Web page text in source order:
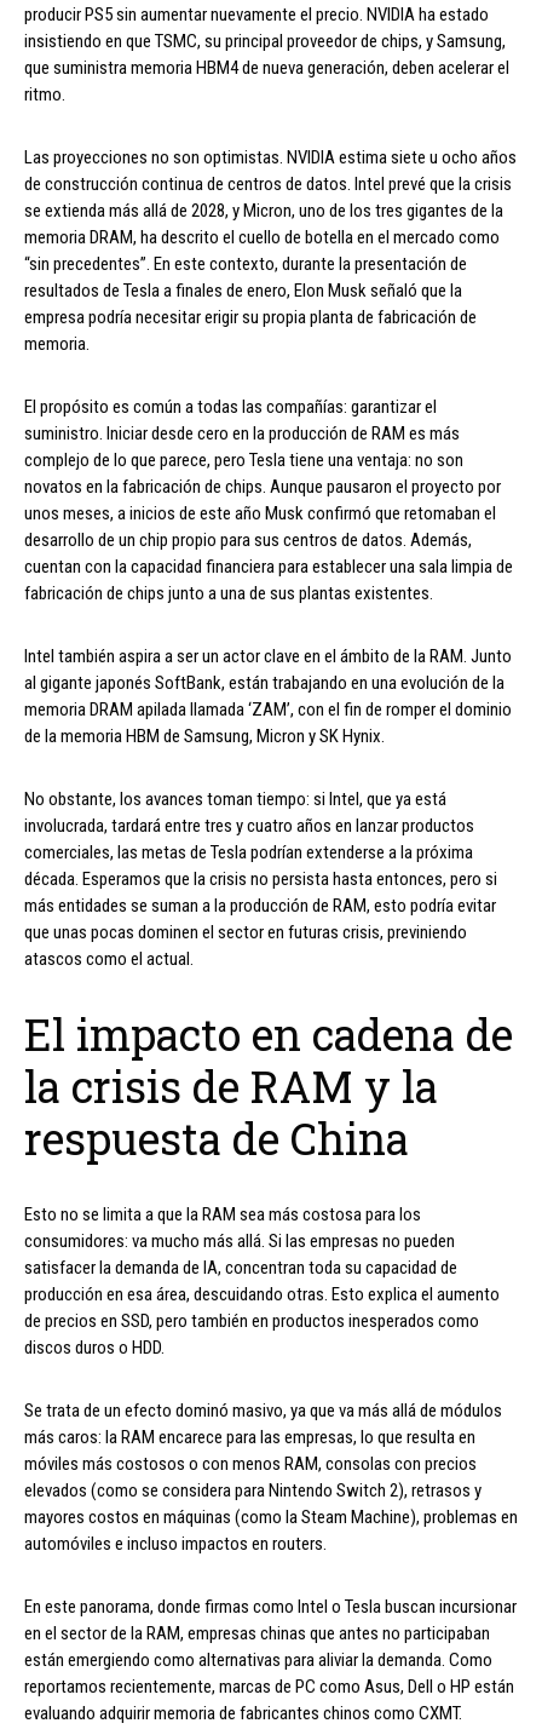
producir PS5 sin aumentar nuevamente el precio. NVIDIA ha estado
insistiendo en que TSMC, su principal proveedor de chips, y Samsung,
que suministra memoria HBM4 de nueva generación, deben acelerar el
ritmo.
Las proyecciones no son optimistas. NVIDIA estima siete u ocho años
de construcción continua de centros de datos. Intel prevé que la crisis
se extienda más allá de 2028, y Micron, uno de los tres gigantes de la
memoria DRAM, ha descrito el cuello de botella en el mercado como
“sin precedentes”. En este contexto, durante la presentación de
resultados de Tesla a finales de enero, Elon Musk señaló que la
empresa podría necesitar erigir su propia planta de fabricación de
memoria.
El propósito es común a todas las compañías: garantizar el
suministro. Iniciar desde cero en la producción de RAM es más
complejo de lo que parece, pero Tesla tiene una ventaja: no son
novatos en la fabricación de chips. Aunque pausaron el proyecto por
unos meses, a inicios de este año Musk confirmó que retomaban el
desarrollo de un chip propio para sus centros de datos. Además,
cuentan con la capacidad financiera para establecer una sala limpia de
fabricación de chips junto a una de sus plantas existentes.
Intel también aspira a ser un actor clave en el ámbito de la RAM. Junto
al gigante japonés SoftBank, están trabajando en una evolución de la
memoria DRAM apilada llamada ‘ZAM’, con el fin de romper el dominio
de la memoria HBM de Samsung, Micron y SK Hynix.
No obstante, los avances toman tiempo: si Intel, que ya está
involucrada, tardará entre tres y cuatro años en lanzar productos
comerciales, las metas de Tesla podrían extenderse a la próxima
década. Esperamos que la crisis no persista hasta entonces, pero si
más entidades se suman a la producción de RAM, esto podría evitar
que unas pocas dominen el sector en futuras crisis, previniendo
atascos como el actual.
El impacto en cadena de
la crisis de RAM y la
respuesta de China
Esto no se limita a que la RAM sea más costosa para los
consumidores: va mucho más allá. Si las empresas no pueden
satisfacer la demanda de IA, concentran toda su capacidad de
producción en esa área, descuidando otras. Esto explica el aumento
de precios en SSD, pero también en productos inesperados como
discos duros o HDD.
Se trata de un efecto dominó masivo, ya que va más allá de módulos
más caros: la RAM encarece para las empresas, lo que resulta en
móviles más costosos o con menos RAM, consolas con precios
elevados (como se considera para Nintendo Switch 2), retrasos y
mayores costos en máquinas (como la Steam Machine), problemas en
automóviles e incluso impactos en routers.
En este panorama, donde firmas como Intel o Tesla buscan incursionar
en el sector de la RAM, empresas chinas que antes no participaban
están emergiendo como alternativas para aliviar la demanda. Como
reportamos recientemente, marcas de PC como Asus, Dell o HP están
evaluando adquirir memoria de fabricantes chinos como CXMT.